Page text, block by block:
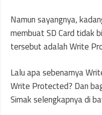
Namun sayangnya,
membuat SD Card tidak
tersebut adalah Write
Lalu apa sebenarnya
Write Protected? Dan
Simak selengkapnya di